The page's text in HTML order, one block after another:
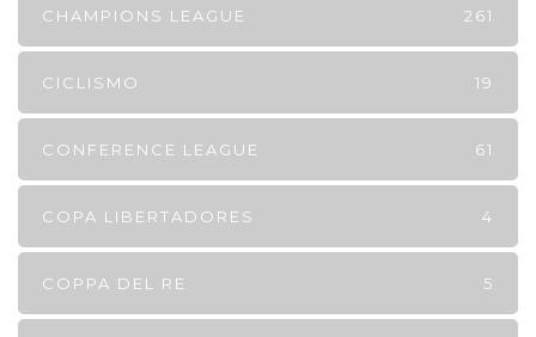
CHAMPIONS LEAGUE 261
CICLISMO 19
CONFERENCE LEAGUE 61
COPA LIBERTADORES 4
COPPA DEL RE 5